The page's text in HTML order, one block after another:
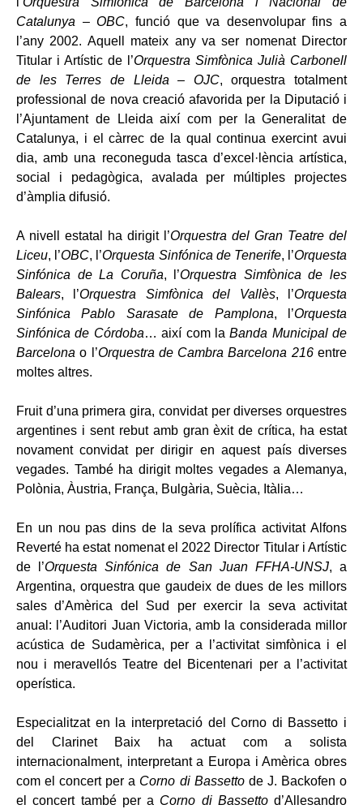
Catalunya – OBC, funció que va desenvolupar fins a
l’any 2002. Aquell mateix any va ser nomenat Director
Titular i Artístic de l’Orquestra Simfònica Julià Carbonell
de les Terres de Lleida – OJC, orquestra totalment
professional de nova creació afavorida per la Diputació i
l’Ajuntament de Lleida així com per la Generalitat de
Catalunya, i el càrrec de la qual continua exercint avui
dia, amb una reconeguda tasca d’excel·lència artística,
social i pedagògica, avalada per múltiples projectes
d’àmplia difusió.
A nivell estatal ha dirigit l’Orquestra del Gran Teatre del
Liceu, l’OBC, l’Orquesta Sinfónica de Tenerife, l’Orquesta
Sinfónica de La Coruña, l’Orquestra Simfònica de les
Balears, l’Orquestra Simfònica del Vallès, l’Orquesta
Sinfónica Pablo Sarasate de Pamplona, l’Orquesta
Sinfónica de Córdoba… així com laBanda Municipal de
Barcelona o l’Orquestra de Cambra Barcelona 216entre
moltes altres.
Fruit d’una primera gira, convidat per diverses orquestres
argentines i sent rebut amb gran èxit de crítica, ha estat
novament convidat per dirigir en aquest país diverses
vegades. També ha dirigit moltes vegades a Alemanya,
Polònia, Àustria, França, Bulgària, Suècia, Itàlia…
En un nou pas dins de la seva prolífica activitat Alfons
Reverté ha estat nomenat el 2022 Director Titular i Artístic
de l’Orquesta Sinfónica de San Juan FFHA-UNSJ, a
Argentina, orquestra que gaudeix de dues de les millors
sales d’Amèrica del Sud per exercir la seva activitat
anual: l’Auditori Juan Victoria, amb la considerada millor
acústica de Sudamèrica, per a l’activitat simfònica i el
nou i meravellós Teatre del Bicentenari per a l’activitat
operística.
Especialitzat en la interpretació del Corno di Bassetto i
del Clarinet Baix ha actuat com a solista
internacionalment, interpretant a Europa i Amèrica obres
com el concert per a Corno di Bassettode J. Backofen o
el concert també per a Corno di Bassettod’Allesandro